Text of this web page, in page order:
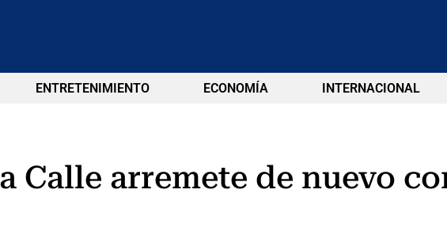
ENTRETENIMIENTO ECONOMÍA INTERNACIONAL
Calle arremete de nuevo